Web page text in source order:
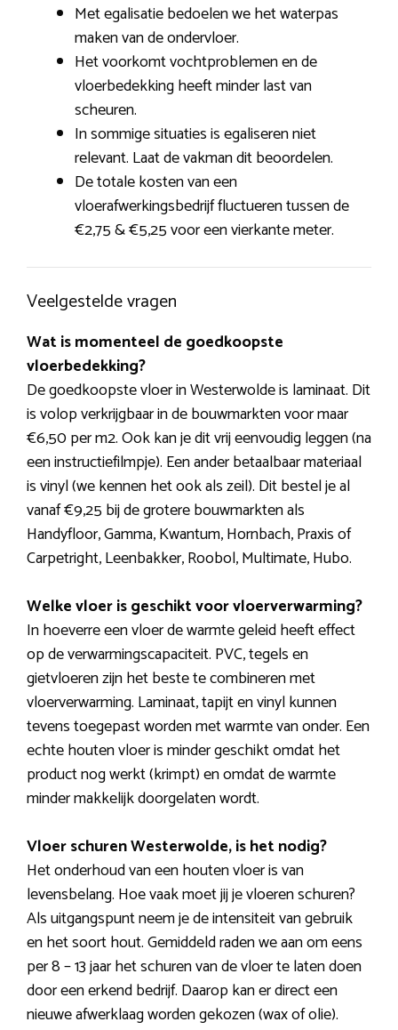
Met egalisatie bedoelen we het waterpas
maken van de ondervloer.
Het voorkomt vochtproblemen en de
vloerbedekking heeft minder last van
scheuren.
In sommige situaties is egaliseren niet
relevant. Laat de vakman dit beoordelen.
De totale kosten van een
vloerafwerkingsbedrijf fluctueren tussen de
€2,75 & €5,25 voor een vierkante meter.
Veelgestelde vragen
Wat is momenteel de goedkoopste
vloerbedekking?
De goedkoopste vloer in Westerwolde is laminaat. Dit
is volop verkrijgbaar in de bouwmarkten voor maar
€6,50 per m2. Ook kan je dit vrij eenvoudig leggen (na
een instructiefilmpje). Een ander betaalbaar materiaal
is vinyl (we kennen het ook als zeil). Dit bestel je al
vanaf €9,25 bij de grotere bouwmarkten als
Handyfloor, Gamma, Kwantum, Hornbach, Praxis of
Carpetright, Leenbakker, Roobol, Multimate, Hubo.
Welke vloer is geschikt voor vloerverwarming?
In hoeverre een vloer de warmte geleid heeft effect
op de verwarmingscapaciteit. PVC, tegels en
gietvloeren zijn het beste te combineren met
vloerverwarming. Laminaat, tapijt en vinyl kunnen
tevens toegepast worden met warmte van onder. Een
echte houten vloer is minder geschikt omdat het
product nog werkt (krimpt) en omdat de warmte
minder makkelijk doorgelaten wordt.
Vloer schuren Westerwolde, is het nodig?
Het onderhoud van een houten vloer is van
levensbelang. Hoe vaak moet jij je vloeren schuren?
Als uitgangspunt neem je de intensiteit van gebruik
en het soort hout. Gemiddeld raden we aan om eens
per 8 – 13 jaar het schuren van de vloer te laten doen
door een erkend bedrijf. Daarop kan er direct een
nieuwe afwerklaag worden gekozen (wax of olie).